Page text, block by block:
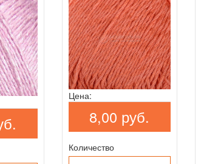
Цена:
8,00 руб.
Количество